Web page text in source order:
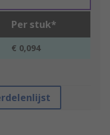
Per stuk*
€ 0,094